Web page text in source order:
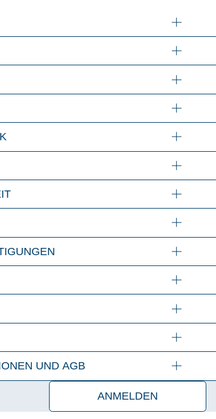
UND AGB
ANMELDEN